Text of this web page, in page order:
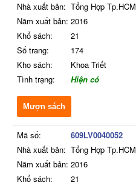
Nhà xuất bản: Tổng Hợp Tp.HCM
Năm xuất bản: 2016
Khổ sách:
21
Số trang:
174
Kho sách:
Khoa Triết
Tình trạng:
Hiện có
Mượn sách
Mã số:
609LV0040052
Nhà xuất bản: Tổng Hợp Tp.HCM
Năm xuất bản: 2016
Khổ sách:
21